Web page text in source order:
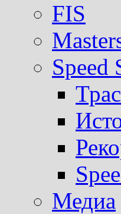
FIS
Speed
Медиа